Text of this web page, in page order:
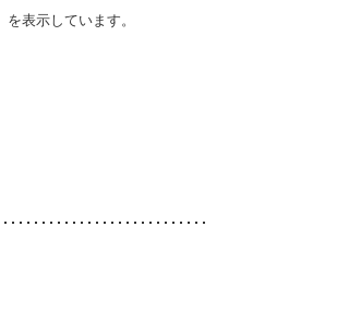
表示しています。